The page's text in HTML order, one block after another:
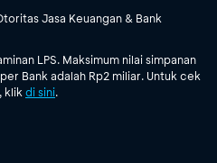
Jasa Keuangan & Bank
LPS. Maksimum nilai simpanan
Bank adalah Rp2 miliar. Untuk cek
klikdi sini.